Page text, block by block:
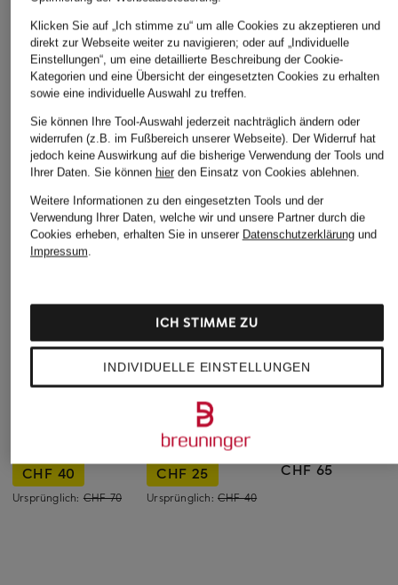
CHF 40
Ursprünglich: CHF 70
T-Shirt SOFT LUX
CHF 25
Ursprünglich: CHF 40
CHF 65
Klicken Sie auf „Ich stimme zu“ um alle Cookies zu akzeptieren und
direkt zur Webseite weiter zu navigieren; oder auf „Individuelle
Einstellungen“, um eine detaillierte Beschreibung der Cookie-
Kategorien und eine Übersicht der eingesetzten Cookies zu erhalten
sowie eine individuelle Auswahl zu treffen.
Sie können Ihre Tool-Auswahl jederzeit nachträglich ändern oder
widerrufen (z.B. im Fußbereich unserer Webseite). Der Widerruf hat
jedoch keine Auswirkung auf die bisherige Verwendung der Tools und
Ihrer Daten. Sie können hierden Einsatz von Cookies ablehnen.
Weitere Informationen zu den eingesetzten Tools und der
Verwendung Ihrer Daten, welche wir und unsere Partner durch die
Cookies erheben, erhalten Sie in unserer Datenschutzerklärungund
Impressum.
INDIVIDUELLE EINSTELLUNGEN
ICH STIMME ZU